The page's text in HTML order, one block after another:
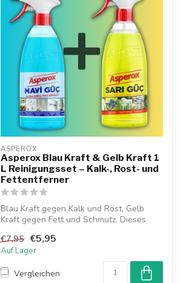
ASPEROX
Asperox Blau Kraft & Gelb Kraft 1
L Reinigungsset – Kalk-, Rost- und
Fettentferner
Blau Kraft gegen Kalk und Rost, Gelb
Kraft gegen Fett und Schmutz. Dieses
€7,95 €5,95
Auf Lager
Vergleichen